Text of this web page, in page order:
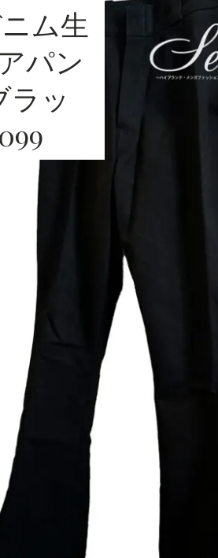
HIGH
N
COLLEC
TION（
ハイブラ
ンド・
ンズファ
ッショ
ン・コレ
クショ
ン）〜
ム生
パン
ッ